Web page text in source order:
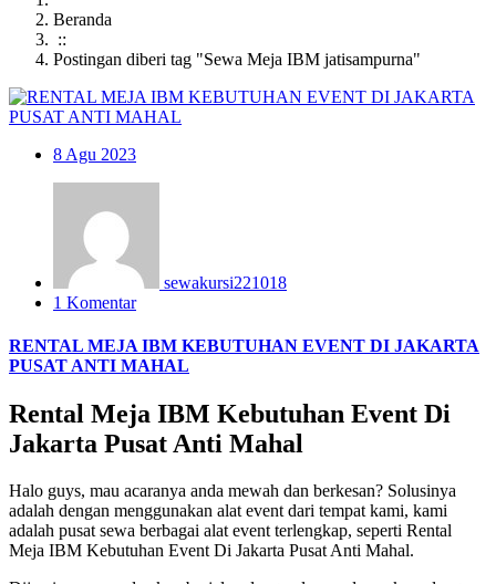
Beranda
::
Postingan diberi tag "Sewa Meja IBM jatisampurna"
8 Agu 2023
sewakursi221018
1 Komentar
RENTAL MEJA IBM KEBUTUHAN EVENT DI JAKARTA
PUSAT ANTI MAHAL
Rental Meja IBM Kebutuhan Event Di
Jakarta Pusat Anti Mahal
Halo guys, mau acaranya anda mewah dan berkesan? Solusinya
adalah dengan menggunakan alat event dari tempat kami, kami
adalah pusat sewa berbagai alat event terlengkap, seperti Rental
Meja IBM Kebutuhan Event Di Jakarta Pusat Anti Mahal.